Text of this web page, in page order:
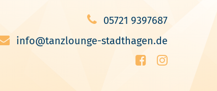
05721 9397687
info@tanzlounge-stadthagen.de